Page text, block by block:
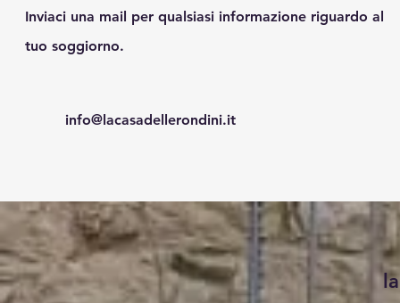
Inviaci una mail per qualsiasi informazione riguardo al
tuo soggiorno.
info@lacasadellerondini.it